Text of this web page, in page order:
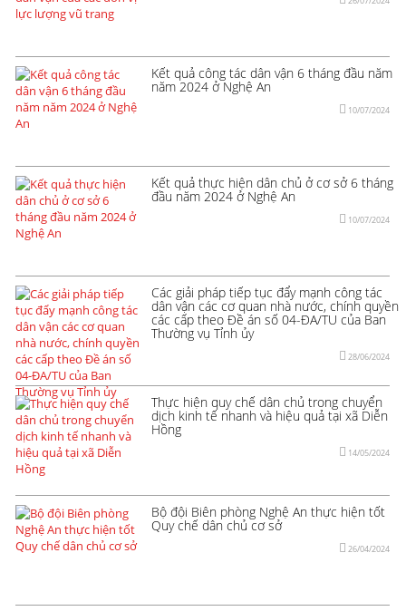
Kết quả công tác dân vận 6 tháng đầu năm
năm 2024 ở Nghệ An
10/07/2024
Kết quả thực hiện dân chủ ở cơ sở 6 tháng
đầu năm 2024 ở Nghệ An
10/07/2024
Các giải pháp tiếp tục đẩy mạnh công tác
dân vận các cơ quan nhà nước, chính quyền
các cấp theo Đề án số 04-ĐA/TU của Ban
Thường vụ Tỉnh ủy
28/06/2024
Thực hiện quy chế dân chủ trong chuyển
dịch kinh tế nhanh và hiệu quả tại xã Diễn
Hồng
14/05/2024
Bộ đội Biên phòng Nghệ An thực hiện tốt
Quy chế dân chủ cơ sở
26/04/2024